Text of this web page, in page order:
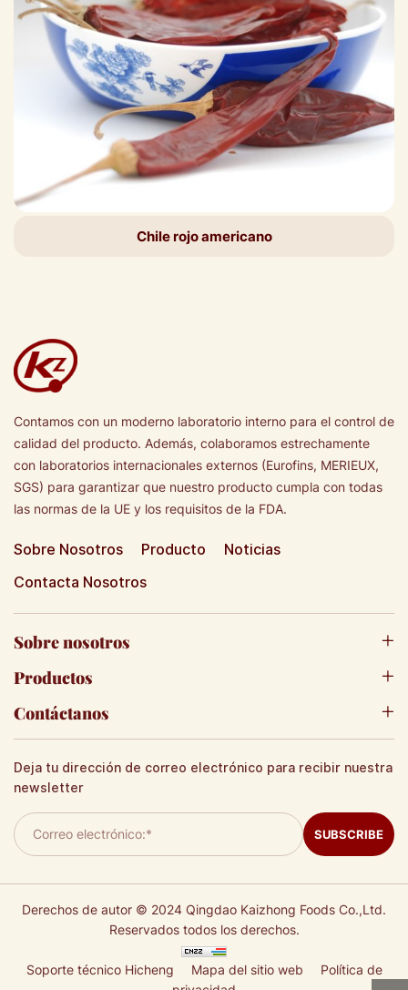
Chile rojo americano
Contamos con un moderno laboratorio interno para el control de
calidad del producto. Además, colaboramos estrechamente
con laboratorios internacionales externos (Eurofins, MERIEUX,
SGS) para garantizar que nuestro producto cumpla con todas
las normas de la UE y los requisitos de la FDA.
Sobre Nosotros Producto
Noticias
Contacta Nosotros
Sobre nosotros
Productos
Contáctanos
Deja tu dirección de correo electrónico para recibir nuestra
newsletter
SUBSCRIBE
Derechos de autor © 2024 Qingdao Kaizhong Foods Co.,Ltd.
Reservados todos los derechos.
Soporte técnico Hicheng Mapa del sitio web
Política de